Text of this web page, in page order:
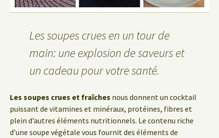
Les soupes crues en un tour de
main: une explosion de saveurs et
un cadeau pour votre santé.
Les soupes crues et fraîches nous donnent un cocktail
puissant de vitamines et minéraux, protéines, fibres et
plein d’autres éléments nutritionnels. Le contenu riche
d’une soupe végétale vous fournit des éléments de